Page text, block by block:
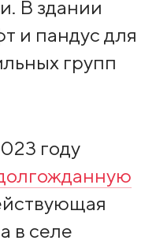
В здании
и пандус для
групп
году
в селе